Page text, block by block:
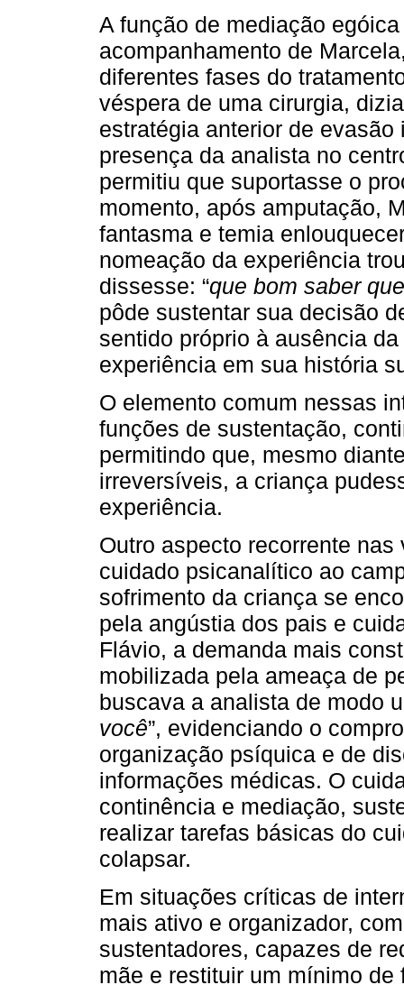
A função de mediação
acompanhamento de
diferentes fases do
véspera de uma cirurgia,
estratégia anterior de
presença da analista no
permitiu que suportasse o
momento, após amputação,
fantasma e temia
nomeação da experiência
dissesse: “que bom saber
pôde sustentar sua decisão
sentido próprio à ausência
experiência em sua história
O elemento comum nessas
funções de sustentação,
permitindo que, mesmo
irreversíveis, a criança
experiência.
Outro aspecto recorrente
cuidado psicanalítico ao
sofrimento da criança se
pela angústia dos pais e
Flávio, a demanda mais
mobilizada pela ameaça de
buscava a analista de modo
você”, evidenciando o
organização psíquica e de
informações médicas. O
continência e mediação,
realizar tarefas básicas do
colapsar.
Em situações críticas de
mais ativo e organizador,
sustentadores, capazes de
mãe e restituir um mínimo